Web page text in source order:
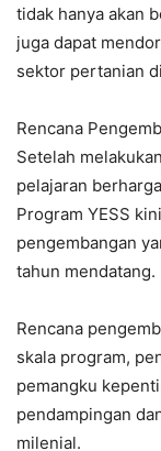
tidak hanya akan
juga dapat
sektor pertanian
Rencana
Setelah
pelajaran
Program YESS
pengembangan
tahun mendatang.
Rencana
skala program,
pemangku
pendampingan
milenial.